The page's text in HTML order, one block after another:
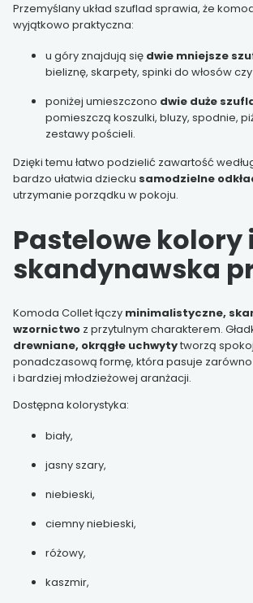
Przemyślany układ szuflad sprawia, że
wyjątkowo praktyczna:
u góry znajdują się dwie mniejsze
bieliznę, skarpety, spinki do włosów
poniżej umieszczono dwie duże
pomieszczą koszulki, bluzy, spodnie,
zestawy pościeli.
Dzięki temu łatwo podzielić zawartość
bardzo ułatwia dziecku samodzielne
utrzymanie porządku w pokoju.
Pastelowe kolory
skandynawska
Komoda Collet łączy minimalistyczne,
wzornictwo z przytulnym charakterem.
drewniane, okrągłe uchwytytworzą
ponadczasową formę, która pasuje
i bardziej młodzieżowej aranżacji.
Dostępna kolorystyka:
biały,
jasny szary,
niebieski,
ciemny niebieski,
różowy,
kaszmir,